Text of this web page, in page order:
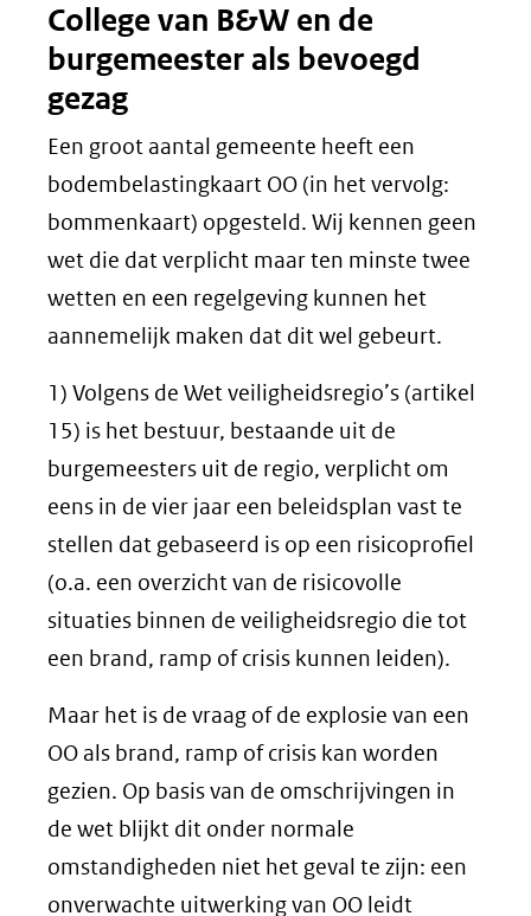
College van B&W en de
burgemeester als bevoegd
gezag
Een groot aantal gemeente heeft een
bodembelastingkaart OO (in het vervolg:
bommenkaart) opgesteld. Wij kennen geen
wet die dat verplicht maar ten minste twee
wetten en een regelgeving kunnen het
aannemelijk maken dat dit wel gebeurt.
1) Volgens de Wet veiligheidsregio’s (artikel
15) is het bestuur, bestaande uit de
burgemeesters uit de regio, verplicht om
eens in de vier jaar een beleidsplan vast te
stellen dat gebaseerd is op een risicoprofiel
(o.a. een overzicht van de risicovolle
situaties binnen de veiligheidsregio die tot
een brand, ramp of crisis kunnen leiden).
Maar het is de vraag of de explosie van een
OO als brand, ramp of crisis kan worden
gezien. Op basis van de omschrijvingen in
de wet blijkt dit onder normale
omstandigheden niet het geval te zijn: een
onverwachte uitwerking van OO leidt